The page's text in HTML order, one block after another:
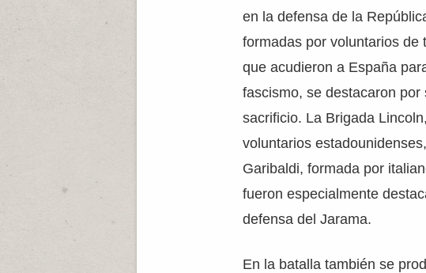
en la defensa de la
formadas por voluntarios de
que acudieron a España
fascismo, se destacaron por
sacrificio. La Brigada
voluntarios
Garibaldi, formada por
fueron especialmente
defensa del Jarama.
En la batalla también se